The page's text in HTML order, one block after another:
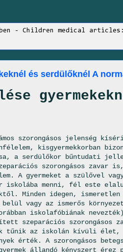
- Children medical
és serdülőknél A
szorongásos jelenség
kisgyermekkorban
a serdülőkor bűntudati
szorongásos zavar
A gyermeket a szülővel vagy
iskolába menni, fél este
Minden idegen,
belül vagy az ismerős
iskolafóbiának
szeparációs szorongásos
tűnik az iskolán kívüli
érték. A szorongásos
állandó kényszert érez